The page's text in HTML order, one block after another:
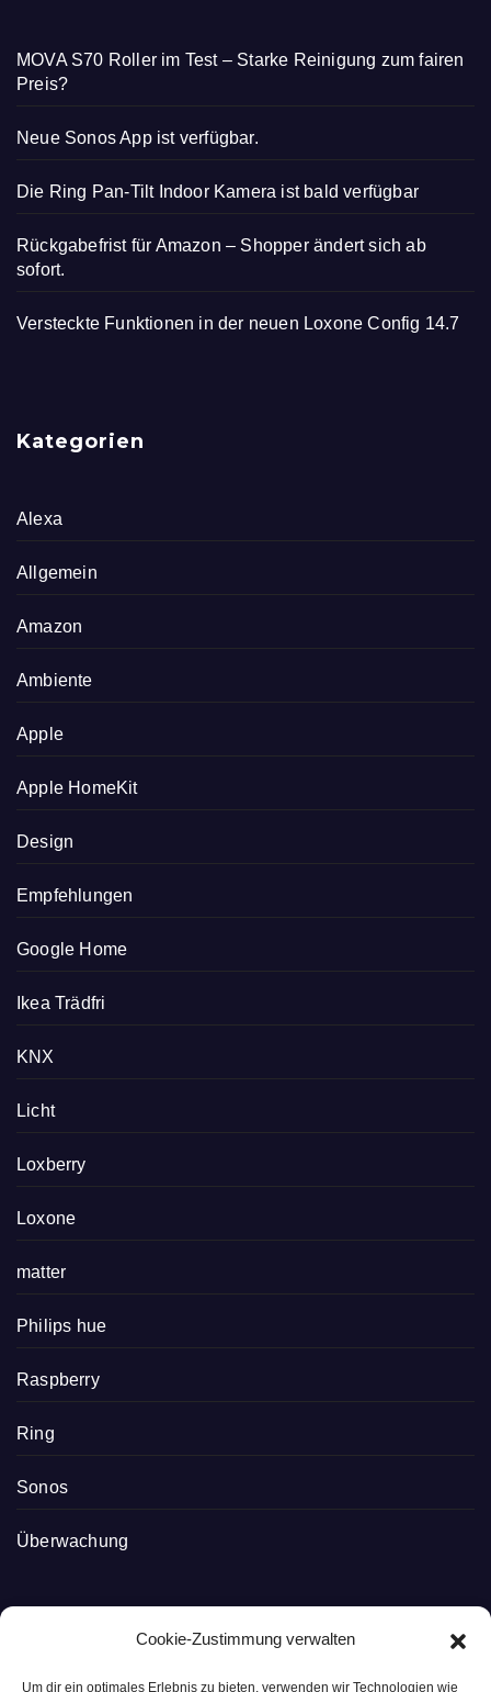
Cookie-Zustimmung verwalten
Um dir ein optimales Erlebnis zu bieten, verwenden wir Technologien wie
MOVA S70 Roller im Test – Starke Reinigung zum fairen
Preis?
Neue Sonos App ist verfügbar.
Die Ring Pan-Tilt Indoor Kamera ist bald verfügbar
Rückgabefrist für Amazon – Shopper ändert sich ab
sofort.
Versteckte Funktionen in der neuen Loxone Config 14.7
Kategorien
Alexa
Allgemein
Amazon
Ambiente
Apple
Apple HomeKit
Design
Empfehlungen
Google Home
Ikea Trädfri
KNX
Licht
Loxberry
Loxone
matter
Philips hue
Raspberry
Ring
Sonos
Überwachung